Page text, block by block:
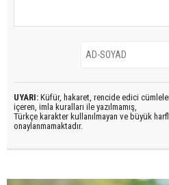
UYARI: Küfür, hakaret, rencide edici
içeren, imla kuralları ile yazılmamış,
Türkçe karakter kullanılmayan ve büyük
onaylanmamaktadır.